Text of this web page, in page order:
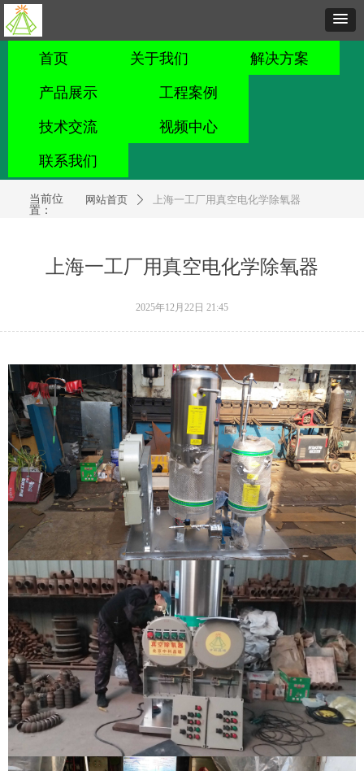
首页 关于我们 解决方案
产品展示 工程案例
技术交流 视频中心
联系我们
上海一工厂用真空电化学除氧器
2025年12月22日 21:45
网站首页 ꄲ 上海一工厂用真空电化学除氧器
当前位
置：